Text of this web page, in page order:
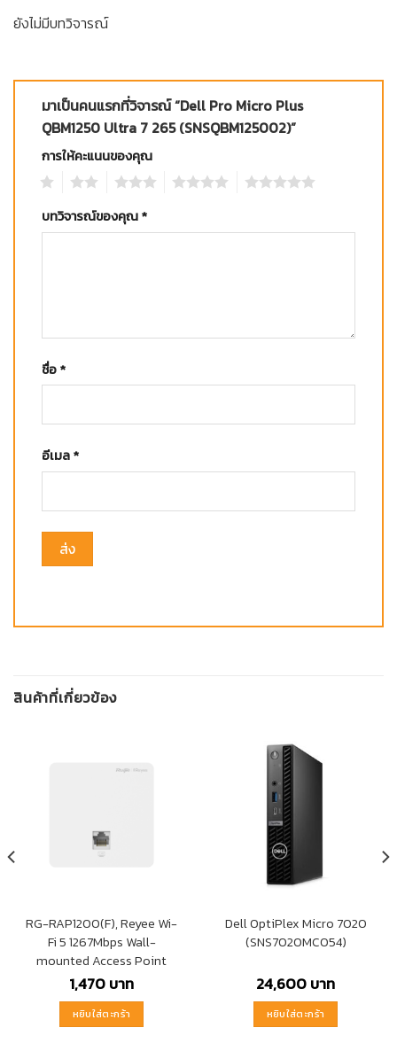
ยังไม่มีบทวิจารณ์
มาเป็นคนแรกที่วิจารณ์ “Dell Pro Micro Plus
QBM1250 Ultra 7 265 (SNSQBM125002)”
การให้คะแนนของคุณ
บทวิจารณ์ของคุณ*
ชื่อ*
อีเมล*
สินค้าที่เกี่ยวข้อง
RG-RAP1200(F), Reyee Wi-
Fi 5 1267Mbps Wall-
mounted Access Point
1,470บาท
หยิบใส่ตะกร้า
Dell OptiPlex Micro 7020
(SNS7020MC054)
24,600บาท
หยิบใส่ตะกร้า